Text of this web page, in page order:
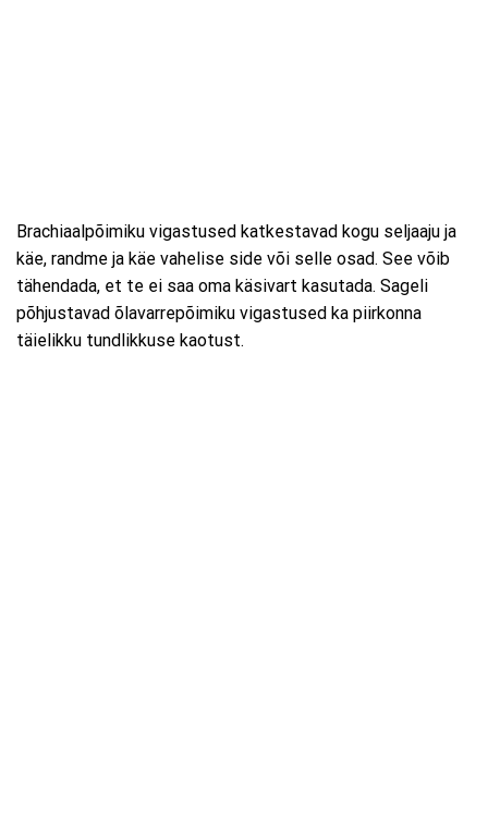
Brachiaalpõimiku vigastused katkestavad kogu seljaaju ja
käe, randme ja käe vahelise side või selle osad. See võib
tähendada, et te ei saa oma käsivart kasutada. Sageli
põhjustavad õlavarrepõimiku vigastused ka piirkonna
täielikku tundlikkuse kaotust.